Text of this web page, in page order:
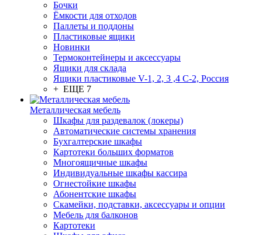
Бочки
Ёмкости для отходов
Паллеты и поддоны
Пластиковые ящики
Новинки
Термоконтейнеры и аксессуары
Ящики для склада
Ящики пластиковые V-1, 2, 3 ,4 С-2, Россия
+ ЕЩЕ 7
Металлическая мебель
Шкафы для раздевалок (локеры)
Автоматические системы хранения
Бухгалтерские шкафы
Картотеки больших форматов
Многоящичные шкафы
Индивидуальные шкафы кассира
Огнестойкие шкафы
Абонентские шкафы
Скамейки, подставки, аксессуары и опции
Мебель для балконов
Картотеки